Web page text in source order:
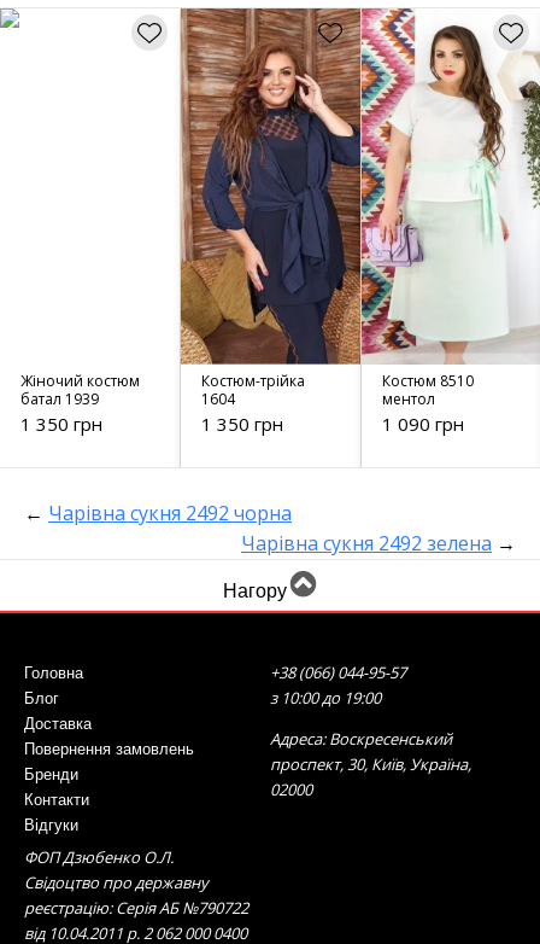
Жіночий костюм
батал 1939
1 350 грн
Костюм-трійка
1604
1 350 грн
Костюм 8510
ментол
1 090 грн
← Чарівна сукня 2492 чорна
Чарівна сукня 2492 зелена →
Нагору
Головна
Блог
Доставка
Повернення замовлень
Бренди
Контакти
Відгуки
+38 (066) 044-95-57
з 10:00 до 19:00
Адреса: Воскресенський
проспект, 30, Київ, Україна,
02000
ФОП Дзюбенко О.Л.
Свідоцтво про державну
реєстрацію: Серія АБ №790722
від 10.04.2011 р. 2 062 000 0400